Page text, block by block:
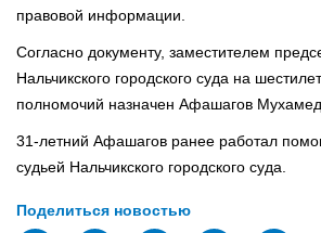
правовой информации.
Согласно документу, заместителем
Нальчикского городского суда на
полномочий назначен Афашагов
31-летний Афашагов ранее работал
судьей Нальчикского городского суда.
Поделиться новостью